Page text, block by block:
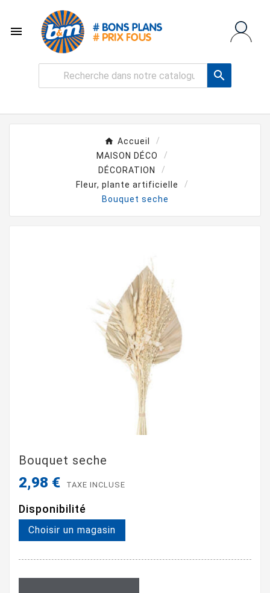


Accueil
MAISON DÉCO
DÉCORATION
Fleur, plante artificielle
Bouquet seche
Bouquet seche
2,98 € TAXE INCLUSE
Disponibilité
Choisir un magasin